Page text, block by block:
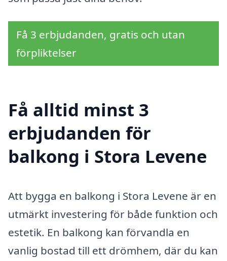
Få 3 erbjudanden, gratis och utan
förpliktelser
Få alltid minst 3
erbjudanden för
balkong i Stora Levene
Att bygga en balkong i Stora Levene är en
utmärkt investering för både funktion och
estetik. En balkong kan förvandla en
vanlig bostad till ett drömhem, där du kan